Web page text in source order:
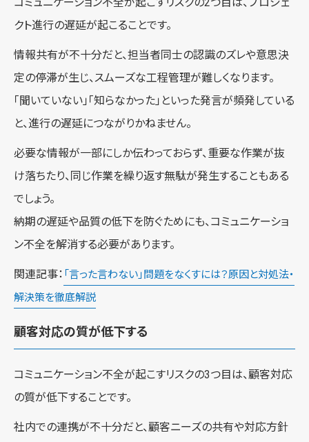
クト進行の遅延が起こることです。
情報共有が不十分だと、担当者同士の認識のズレや意思決
定の停滞が生じ、スムーズな工程管理が難しくなります。
「聞いていない」「知らなかった」といった発言が頻発している
と、進行の遅延につながりかねません。
必要な情報が一部にしか伝わっておらず、重要な作業が抜
け落ちたり、同じ作業を繰り返す無駄が発生することもある
でしょう。
納期の遅延や品質の低下を防ぐためにも、コミュニケーショ
ン不全を解消する必要があります。
関連記事： 「言った言わない」問題をなくすには？原因と対処法・
解決策を徹底解説
顧客対応の質が低下する
コミュニケーション不全が起こすリスクの3つ目は、顧客対応
の質が低下することです。
社内での連携が不十分だと、顧客ニーズの共有や対応方針